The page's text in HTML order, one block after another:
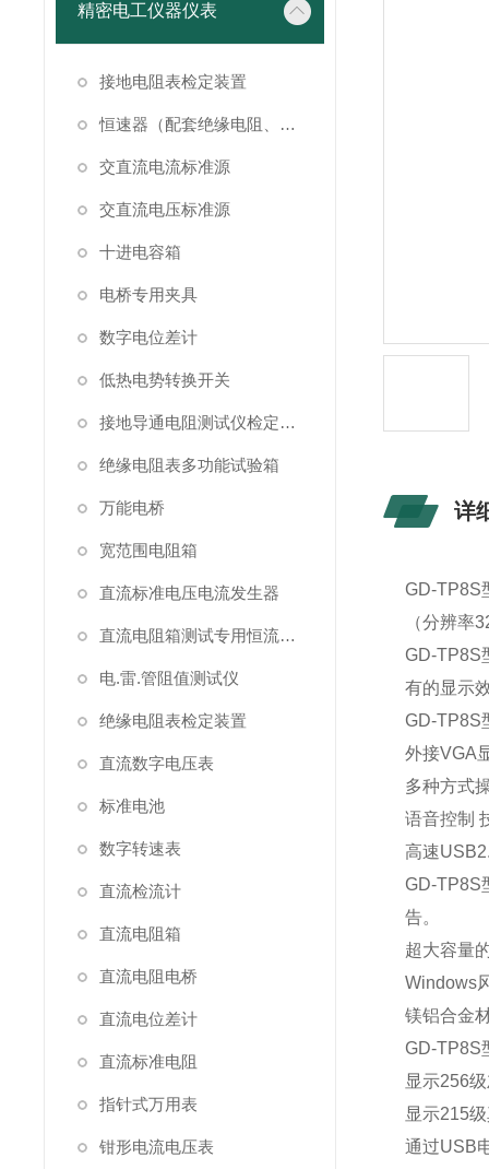
精密电工仪器仪表
接地电阻表检定装置
恒速器（配套绝缘电阻、接地电阻表检定）
交直流电流标准源
交直流电压标准源
十进电容箱
电桥专用夹具
数字电位差计
低热电势转换开关
接地导通电阻测试仪检定装置
绝缘电阻表多功能试验箱
万能电桥
宽范围电阻箱
直流标准电压电流发生器
直流电阻箱测试专用恒流源（简称恒流源）
电.雷.管阻值测试仪
绝缘电阻表检定装置
直流数字电压表
标准电池
数字转速表
直流检流计
直流电阻箱
直流电阻电桥
直流电位差计
直流标准电阻
指针式万用表
钳形电流电压表
详
GD-TP8S
（分辨率
GD-TP8S
有的显示
GD-TP8S
外接VGA
多种方式
语音控制
高速
GD-TP8S
告。
超大容量
Windows
镁铝合金
GD-TP8S
显示256
显示215
通过USB